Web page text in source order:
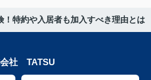
特約や入居者も加入すべき理由とは
社 TATSU